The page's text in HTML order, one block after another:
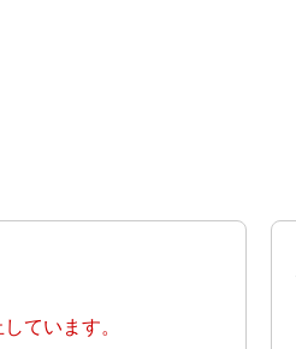
ています。